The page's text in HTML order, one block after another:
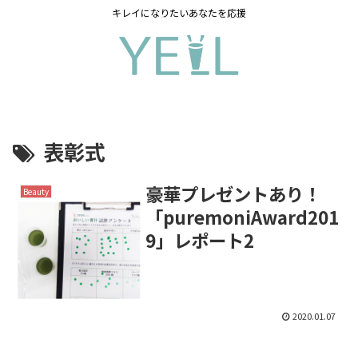
キレイになりたいあなたを応援
表彰式
Beauty
豪華プレゼントあり！
「puremoniAward201
9」レポート2
2020.01.07